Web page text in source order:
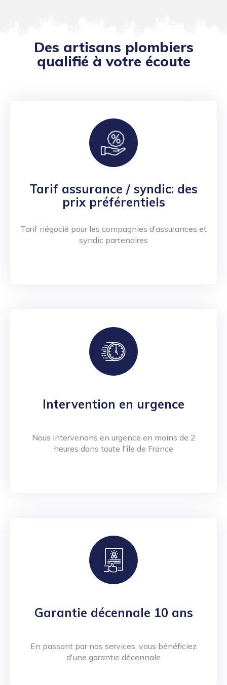
Des artisans plombiers
qualifié à votre écoute
Tarif assurance / syndic: des
prix préférentiels
Tarif négocié pour les compagnies d’assurances et
syndic partenaires
Intervention en urgence
Nous intervenons en urgence en moins de 2
heures dans toute l'île de France
Garantie décennale 10 ans
En passant par nos services, vous bénéficiez
d'une garantie décennale